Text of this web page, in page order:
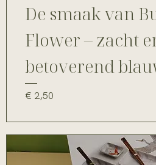
De smaak van
Flower – zacht
betoverend
Prijs
€ 2,50